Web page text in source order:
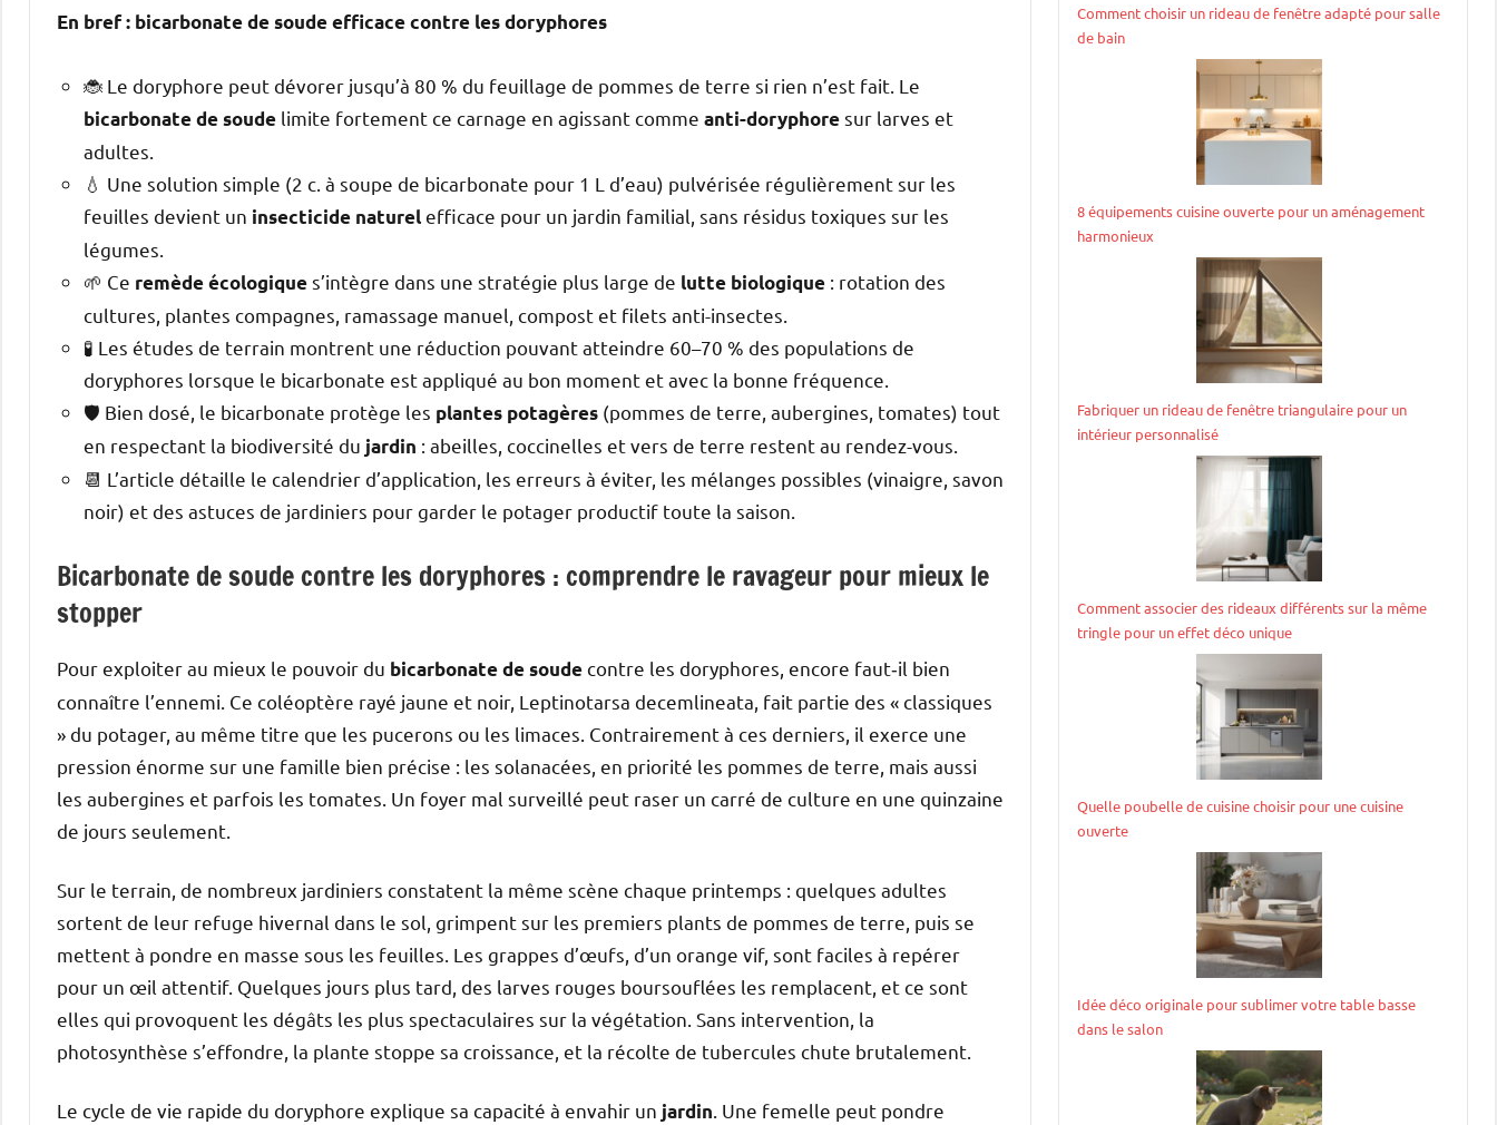
En bref : bicarbonate de soude efficace contre les doryphores
🐞 Le doryphore peut dévorer jusqu’à 80 % du feuillage de pommes de terre si rien n’est fait. Le
bicarbonate de soude limite fortement ce carnage en agissant comme anti-doryphoresur larves et
adultes.
💧 Une solution simple (2 c. à soupe de bicarbonate pour 1 L d’eau) pulvérisée régulièrement sur les
feuilles devient un insecticide naturelefficace pour un jardin familial, sans résidus toxiques sur les
légumes.
🌱 Ce remède écologiques’intègre dans une stratégie plus large de lutte biologique : rotation des
cultures, plantes compagnes, ramassage manuel, compost et filets anti-insectes.
🧪 Les études de terrain montrent une réduction pouvant atteindre 60–70 % des populations de
doryphores lorsque le bicarbonate est appliqué au bon moment et avec la bonne fréquence.
🛡️ Bien dosé, le bicarbonate protège les plantes potagères (pommes de terre, aubergines, tomates) tout
en respectant la biodiversité du jardin : abeilles, coccinelles et vers de terre restent au rendez-vous.
📆 L’article détaille le calendrier d’application, les erreurs à éviter, les mélanges possibles (vinaigre, savon
noir) et des astuces de jardiniers pour garder le potager productif toute la saison.
Bicarbonate de soude contre les doryphores : comprendre le ravageur pour mieux le
stopper
Pour exploiter au mieux le pouvoir du bicarbonate de soudecontre les doryphores, encore faut‑il bien
connaître l’ennemi. Ce coléoptère rayé jaune et noir, Leptinotarsa decemlineata, fait partie des « classiques
» du potager, au même titre que les pucerons ou les limaces. Contrairement à ces derniers, il exerce une
pression énorme sur une famille bien précise : les solanacées, en priorité les pommes de terre, mais aussi
les aubergines et parfois les tomates. Un foyer mal surveillé peut raser un carré de culture en une quinzaine
de jours seulement.
Sur le terrain, de nombreux jardiniers constatent la même scène chaque printemps : quelques adultes
sortent de leur refuge hivernal dans le sol, grimpent sur les premiers plants de pommes de terre, puis se
mettent à pondre en masse sous les feuilles. Les grappes d’œufs, d’un orange vif, sont faciles à repérer
pour un œil attentif. Quelques jours plus tard, des larves rouges boursouflées les remplacent, et ce sont
elles qui provoquent les dégâts les plus spectaculaires sur la végétation. Sans intervention, la
photosynthèse s’effondre, la plante stoppe sa croissance, et la récolte de tubercules chute brutalement.
Le cycle de vie rapide du doryphore explique sa capacité à envahir un jardin. Une femelle peut pondre
Comment choisir un rideau de fenêtre adapté pour salle
de bain
8 équipements cuisine ouverte pour un aménagement
harmonieux
Fabriquer un rideau de fenêtre triangulaire pour un
intérieur personnalisé
Comment associer des rideaux différents sur la même
tringle pour un effet déco unique
Quelle poubelle de cuisine choisir pour une cuisine
ouverte
Idée déco originale pour sublimer votre table basse
dans le salon